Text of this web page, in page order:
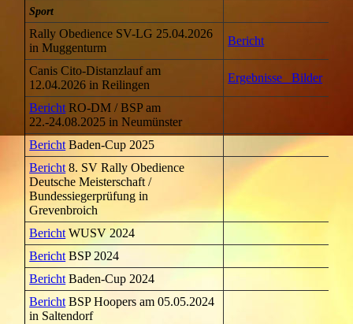
Sport
Rally Obedience SV-LG 25.04.2026
in Muggenturm
Bericht
Canis Cito-Distanzlauf am
12.04.2026 in Reilingen
ErgebnisseBilder
Bericht RO-DM / BSP am
22.-24.08.2025 in Neumünster
Bericht Baden-Cup 2025
Bericht 8. SV Rally Obedience
Deutsche Meisterschaft /
Bundessiegerprüfung in
Grevenbroich
Bericht WUSV 2024
Bericht BSP 2024
Bericht Baden-Cup 2024
Bericht BSP Hoopers am 05.05.2024
in Saltendorf